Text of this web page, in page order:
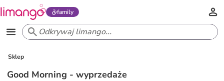
family
Sklep
Good Morning - wyprzedaże